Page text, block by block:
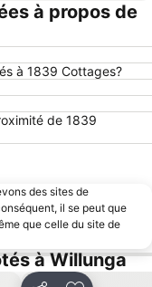
à propos de
à 1839 Cottages?
de 1839
des sites de
il se peut que
que celle du site de
à Willunga